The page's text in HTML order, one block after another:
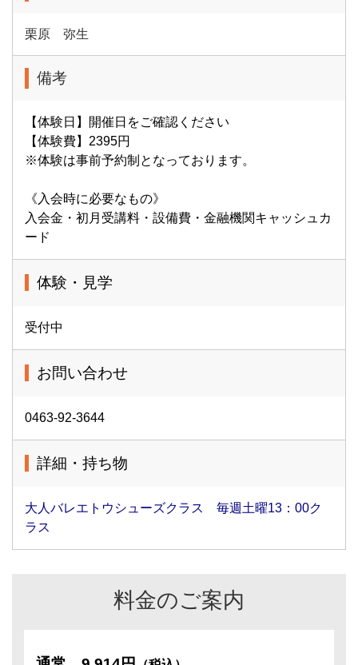
栗原 弥生
備考
【体験日】開催日をご確認ください
【体験費】2395円
※体験は事前予約制となっております。
《入会時に必要なもの》
入会金・初月受講料・設備費・金融機関キャッシュカ
ード
体験・見学
受付中
お問い合わせ
0463-92-3644
詳細・持ち物
大人バレエトウシューズクラス 毎週土曜13：00ク
ラス
料金のご案内